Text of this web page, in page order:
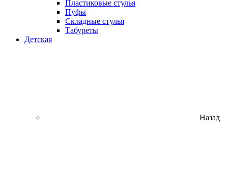
Пластиковые стулья
Пуфы
Складные стулья
Табуреты
Детская
Назад